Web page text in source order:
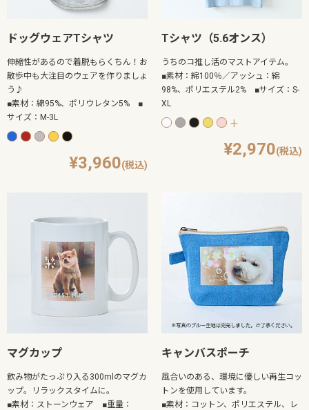
ドッグウェアTシャツ
伸縮性があるので着脱もらくちん！お
散歩中も大注目のウェアを作りましょ
う♪
■素材：綿95%、ポリウレタン5% ■
サイズ：M-3L
3,960
Tシャツ（5.6オンス）
うちのコ推し活のマストアイテム。
■素材：綿100％／アッシュ：綿
98%、ポリエステル2% ■サイズ：S-
XL
+
2,970
マグカップ
飲み物がたっぷり入る300mlのマグカ
ップ。リラックスタイムに。
■素材：ストーンウェア ■重量：
キャンバスポーチ
風合いのある、環境に優しい再生コッ
トンを使用しています。
■素材：コットン、ポリエステル、レ